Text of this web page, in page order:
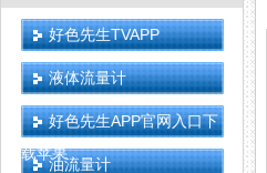
好色先生TVAPP
液体流量计
好色先生APP官网入口下
载苹果
油流量计